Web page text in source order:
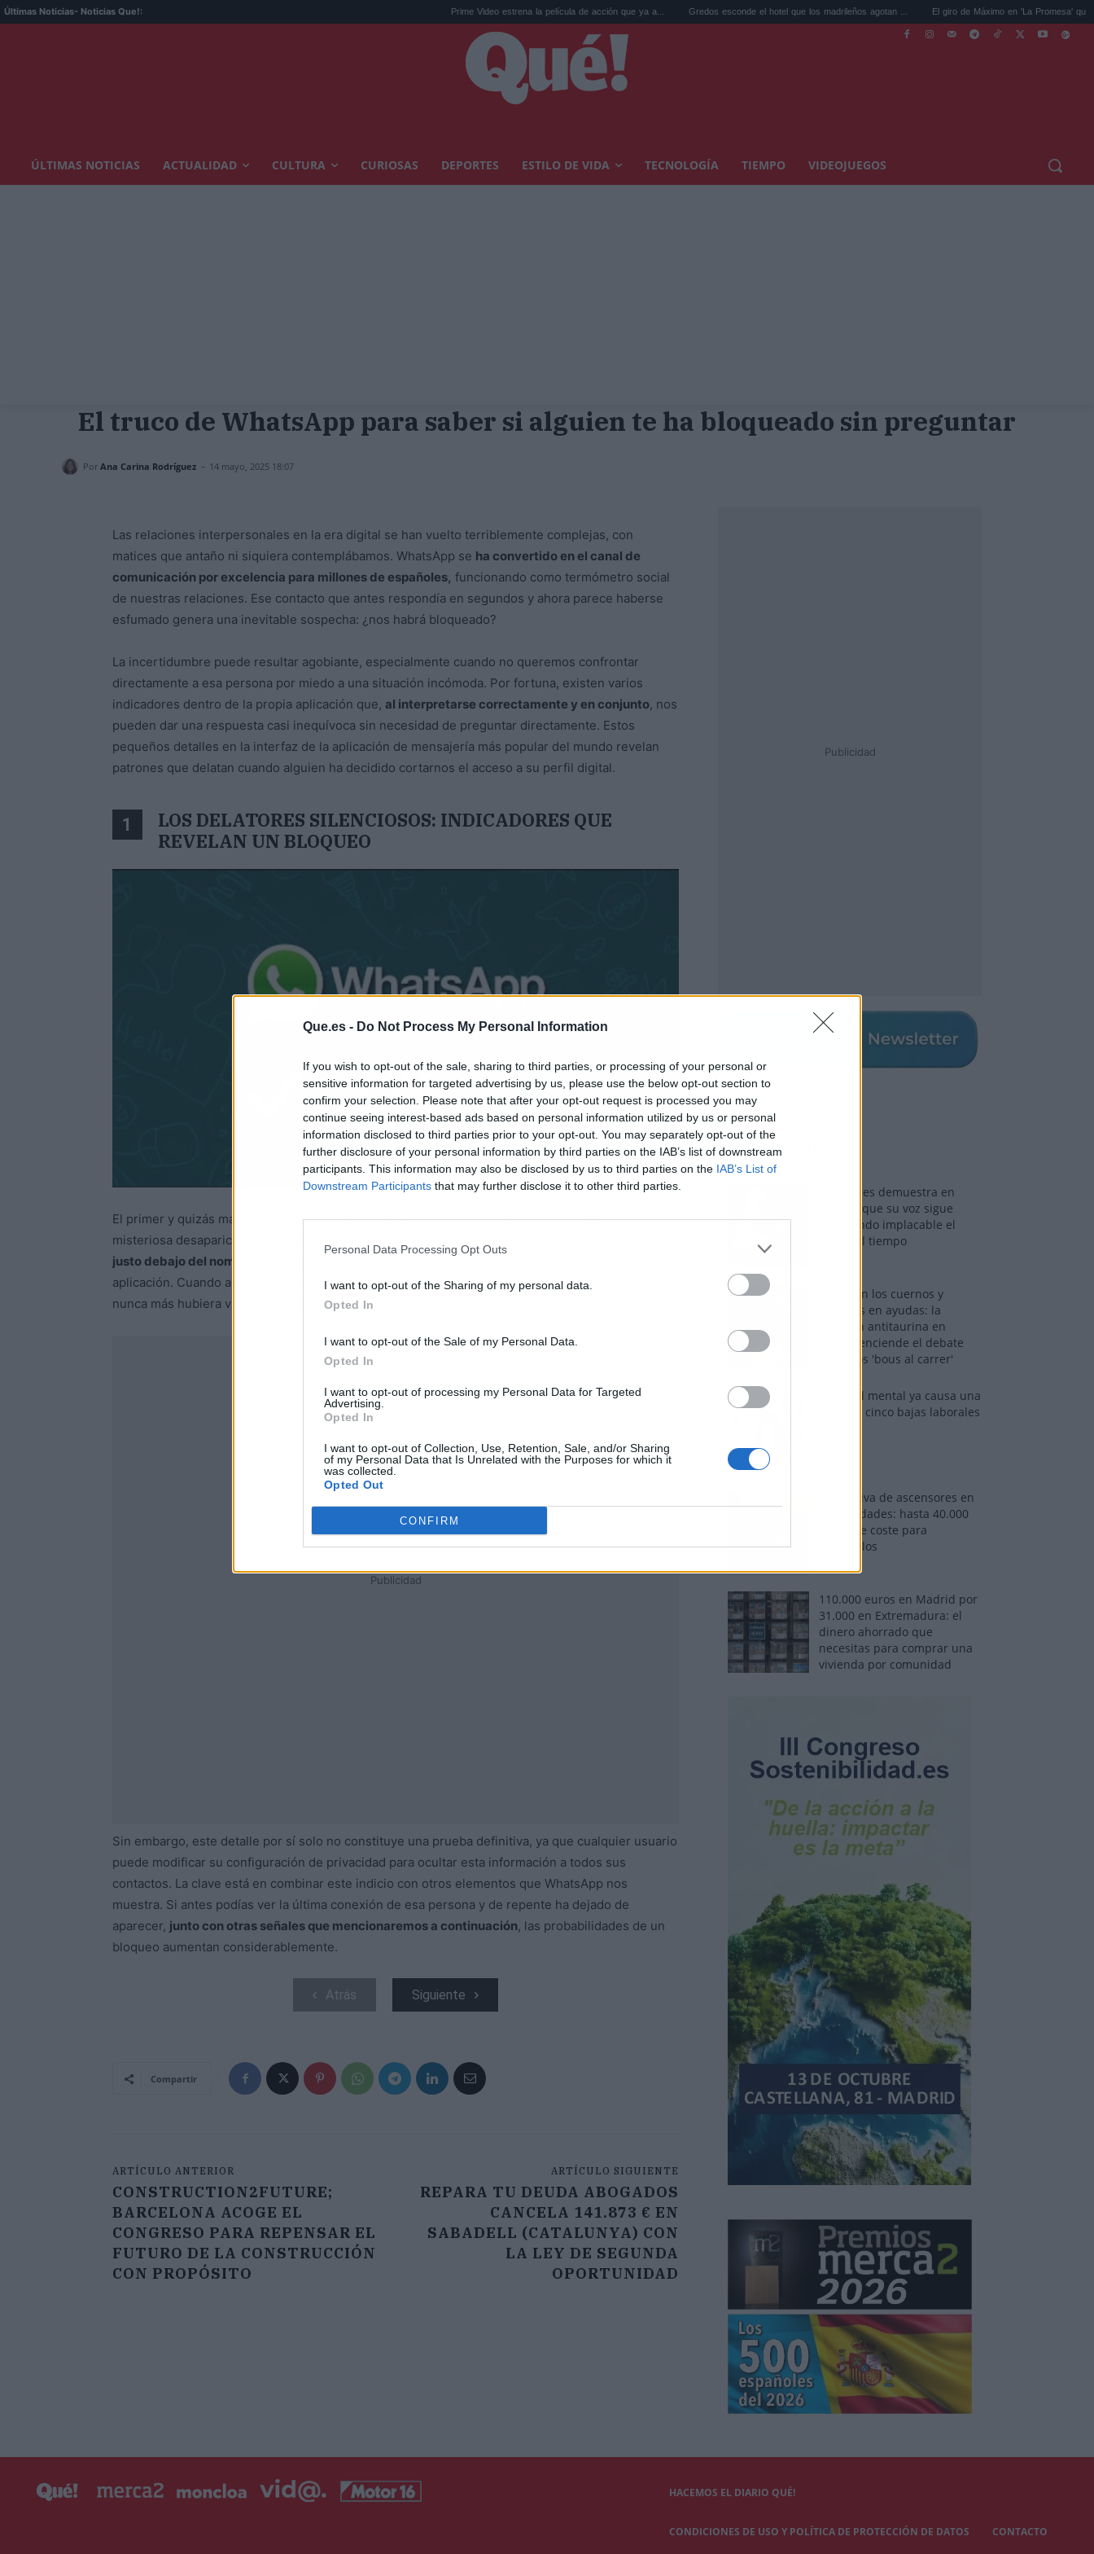
Que.es - Do Not Process My Personal Information
If you wish to opt-out of the sale, sharing to third parties, or processing of your personal or
sensitive information for targeted advertising by us, please use the below opt-out section to
confirm your selection. Please note that after your opt-out request is processed you may
continue seeing interest-based ads based on personal information utilized by us or personal
information disclosed to third parties prior to your opt-out. You may separately opt-out of the
further disclosure of your personal information by third parties on the IAB’s list of downstream
participants. This information may also be disclosed by us to third parties on the IAB’s List of
Downstream Participants that may further disclose it to other third parties.
Personal Data Processing Opt Outs
I want to opt-out of the Sharing of my personal data.
Opted In
I want to opt-out of the Sale of my Personal Data.
Opted In
I want to opt-out of processing my Personal Data for Targeted
Advertising.
Opted In
I want to opt-out of Collection, Use, Retention, Sale, and/or Sharing
of my Personal Data that Is Unrelated with the Purposes for which it
was collected.
Opted Out
CONFIRM
Últimas Noticias- Noticias Que!: Prime Video estrena la película de acción que ya a... Gredos esconde el hotel que los madrileños agotan ... El giro de Máximo en 'La Promesa' que cambiará
ÚLTIMAS NOTICIAS ACTUALIDAD CULTURA CURIOSAS DEPORTES ESTILO DE VIDA TECNOLOGÍA TIEMPO VIDEOJUEGOS
El truco de WhatsApp para saber si alguien te ha bloqueado sin preguntar
Por Ana Carina Rodríguez - 14 mayo, 2025 18:07
Las relaciones interpersonales en la era digital se han vuelto terriblemente complejas, con
matices que antaño ni siquiera contemplábamos. WhatsApp se ha convertido en el canal de
comunicación por excelencia para millones de españoles, funcionando como termómetro social
de nuestras relaciones. Ese contacto que antes respondía en segundos y ahora parece haberse
esfumado genera una inevitable sospecha: ¿nos habrá bloqueado?
La incertidumbre puede resultar agobiante, especialmente cuando no queremos confrontar
directamente a esa persona por miedo a una situación incómoda. Por fortuna, existen varios
indicadores dentro de la propia aplicación que, al interpretarse correctamente y en conjunto, nos
pueden dar una respuesta casi inequívoca sin necesidad de preguntar directamente. Estos
pequeños detalles en la interfaz de la aplicación de mensajería más popular del mundo revelan
patrones que delatan cuando alguien ha decidido cortarnos el acceso a su perfil digital.
1
LOS DELATORES SILENCIOSOS: INDICADORES QUE
REVELAN UN BLOQUEO
El primer y quizás más evidente indicio de que alguien nos ha bloqueado en WhatsApp es la
misteriosa desaparición del estado de "última vez". Esta información,
justo debajo del nombre del contacto
aplicación. Cuando alguien nos bloquea, este dato simplemente desaparece, como si la persona
nunca más hubiera vuelto a conectarse.
Publicidad
Sin embargo, este detalle por sí solo no constituye una prueba definitiva, ya que cualquier usuario
puede modificar su configuración de privacidad para ocultar esta información a todos sus
contactos. La clave está en combinar este indicio con otros elementos que WhatsApp nos
muestra. Si antes podías ver la última conexión de esa persona y de repente ha dejado de
aparecer, junto con otras señales que mencionaremos a continuación, las probabilidades de un
bloqueo aumentan considerablemente.
Atrás Siguiente
Compartir
ARTÍCULO ANTERIOR
CONSTRUCTION2FUTURE;
BARCELONA ACOGE EL
CONGRESO PARA REPENSAR EL
FUTURO DE LA CONSTRUCCIÓN
CON PROPÓSITO
ARTÍCULO SIGUIENTE
REPARA TU DEUDA ABOGADOS
CANCELA 141.873 € EN
SABADELL (CATALUNYA) CON
LA LEY DE SEGUNDA
OPORTUNIDAD
Publicidad
Los más vistos
Tom Jones demuestra en
Madrid que su voz sigue
desafiando implacable el
paso del tiempo
Fuego en los cuernos y
millones en ayudas: la
rebelión antitaurina en
Alfafar enciende el debate
sobre los 'bous al carrer'
La salud mental ya causa una
de cada cinco bajas laborales
Normativa de ascensores en
comunidades: hasta 40.000
euros de coste para
adaptarlos
110.000 euros en Madrid por
31.000 en Extremadura: el
dinero ahorrado que
necesitas para comprar una
vivienda por comunidad
HACEMOS EL DIARIO QUÉ!
CONDICIONES DE USO Y POLÍTICA DE PROTECCIÓN DE DATOS CONTACTO